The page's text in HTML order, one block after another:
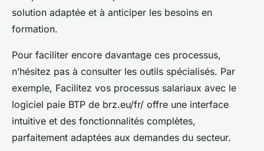
solution adaptée et à anticiper les besoins en
formation.
Pour faciliter encore davantage ces processus,
n’hésitez pas à consulter les outils spécialisés. Par
exemple, Facilitez vos processus salariaux avec le
logiciel paie BTP de brz.eu/fr/ offre une interface
intuitive et des fonctionnalités complètes,
parfaitement adaptées aux demandes du secteur.